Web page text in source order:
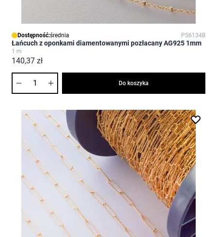
Dostępność:średnia PS6134B
Łańcuch z oponkami diamentowanymi pozłacany AG925 1mm
1 m
140,37 zł
Do koszyka